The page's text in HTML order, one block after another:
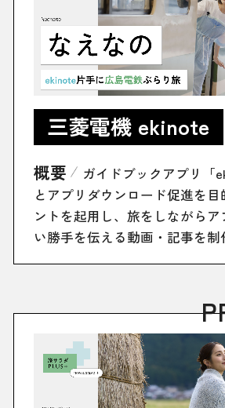
三菱電機 ekinote
概要
ガイドブックアプリ「
とアプリダウンロード促進を
ントを起用し、旅をしながら
い勝手を伝える動画・記事を制